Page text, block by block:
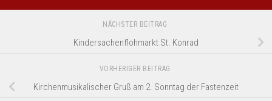
NÄCHSTER BEITRAG
Kindersachenflohmarkt St. Konrad
VORHERIGER BEITRAG
Kirchenmusikalischer Gruß am 2. Sonntag der Fastenzeit